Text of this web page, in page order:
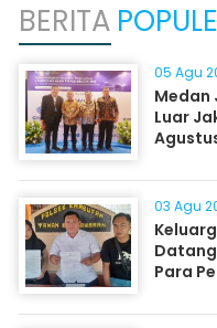
BERITA
05 Agu
Medan
Luar
03 Agu
Para